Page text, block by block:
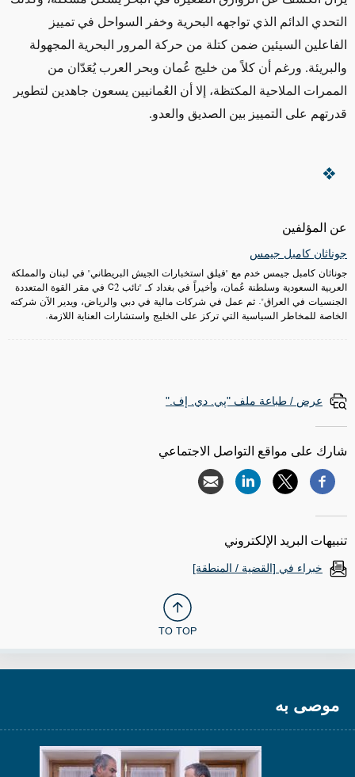
عن المؤلفين
جوناثان كامبل جيمس
جوناثان كامبل جيمس خدم مع "فيلق استخبارات الجيش البريطاني" في لبنان والمملكة
العربية السعودية وسلطنة عُمان، وأخيراً في بغداد كـ "نائب C2 في مقر القوة المتعددة
الجنسيات في العراق". ثم عمل في شركات مالية في دبي والرياض، ويدير الآن شركته
الخاصة للمخاطر السياسية التي تركز على الخليج واستشارات العناية اللازمة.
التحدي الدائم الذي تواجهه البحرية وخفر السواحل في تمييز
الفاعلين السيئين ضمن كتلة من حركة المرور البحرية المجهولة
والبريئة. ورغم أن كلاً من خليج عُمان وبحر العربيُعَدّان من
الممرات الملاحية المكتظة، إلا أن العُمانيين يسعون جاهدين لتطوير
قدرتهم على التمييز بين الصديق والعدو.
عرض / طباعة ملف "پي. دي. إف."
شارك على مواقع التواصل الاجتماعي
تنبيهات البريد الإلكتروني
خبراء في [القضية / المنطقة]
TO TOP
موصى به